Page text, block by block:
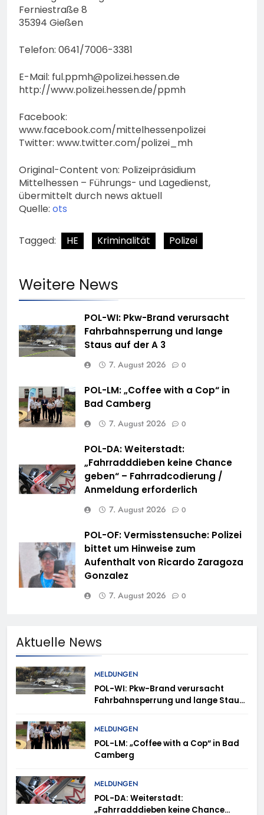
Ferniestraße 8
35394 Gießen
Telefon: 0641/7006-3381
E-Mail: ful.ppmh@polizei.hessen.de
http://www.polizei.hessen.de/ppmh
Facebook:
www.facebook.com/mittelhessenpolizei
Twitter: www.twitter.com/polizei_mh
Original-Content von: Polizeipräsidium
Mittelhessen – Führungs- und Lagedienst,
übermittelt durch news aktuell
Quelle: ots
Tagged: HE Kriminalität Polizei
Weitere News
POL-WI: Pkw-Brand verursacht
Fahrbahnsperrung und lange
Staus auf der A 3
7. August 2026 0
POL-LM: „Coffee with a Cop“ in
Bad Camberg
7. August 2026 0
POL-DA: Weiterstadt:
„Fahrradddieben keine Chance
geben“ – Fahrradcodierung /
Anmeldung erforderlich
7. August 2026 0
POL-OF: Vermisstensuche: Polizei
bittet um Hinweise zum
Aufenthalt von Ricardo Zaragoza
Gonzalez
7. August 2026 0
Aktuelle News
MELDUNGEN
POL-WI: Pkw-Brand verursacht
Fahrbahnsperrung und lange Staus
MELDUNGEN
POL-LM: „Coffee with a Cop“ in Bad
Camberg
MELDUNGEN
POL-DA: Weiterstadt:
„Fahrradddieben keine Chance